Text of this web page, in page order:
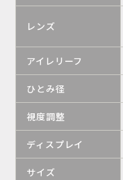
レンズ
アイレリーフ
ひとみ径
視度調整
ディスプレイ
サイズ